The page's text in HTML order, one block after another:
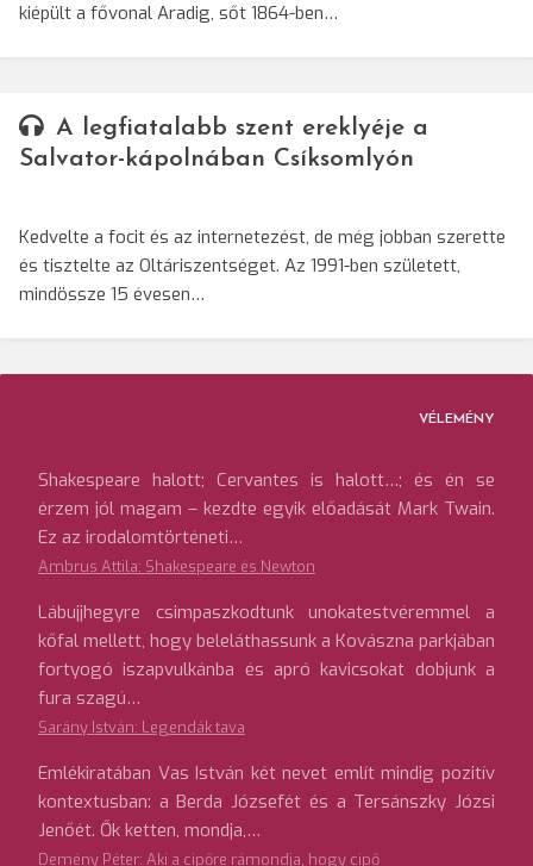
kiépült a fővonal Aradig, sőt 1864-ben…
A legfiatalabb szent ereklyéje a
Salvator-kápolnában Csíksomlyón
Kedvelte a focit és az internetezést, de még jobban szerette
és tisztelte az Oltáriszentséget. Az 1991-ben született,
mindössze 15 évesen…
VÉLEMÉNY
Shakespeare halott; Cervantes is halott…; és én se
érzem jól magam – kezdte egyik előadását Mark Twain.
Ez az irodalomtörténeti…
Ambrus Attila: Shakespeare és Newton
Lábujjhegyre csimpaszkodtunk unokatestvéremmel a
kőfal mellett, hogy beleláthassunk a Kovászna parkjában
fortyogó iszapvulkánba és apró kavicsokat dobjunk a
fura szagú…
Sarány István: Legendák tava
Emlékiratában Vas István két nevet említ mindig pozitív
kontextusban: a Berda Józsefét és a Tersánszky Józsi
Jenőét. Ők ketten, mondja,…
Demény Péter: Aki a cipőre rámondja, hogy cipő